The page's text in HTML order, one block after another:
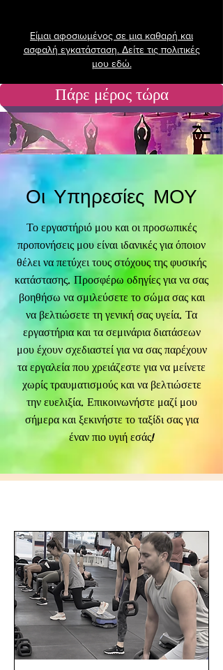
Πάρε μέρος τώρα
Είμαι αφοσιωμένος σε μια καθαρή και
ασφαλή εγκατάσταση. Δείτε τις πολιτικές
μου εδώ.
Οι Υπηρεσίες ΜΟΥ
Το εργαστήριό μου και οι προσωπικές
προπονήσεις μου είναι ιδανικές για όποιον
θέλει να πετύχει τους στόχους της φυσικής
κατάστασης. Προσφέρω οδηγίες για να σας
βοηθήσω να σμιλεύσετε το σώμα σας και
να βελτιώσετε τη γενική σας υγεία. Τα
εργαστήρια και τα σεμινάρια διατάσεων
μου έχουν σχεδιαστεί για να σας παρέχουν
τα εργαλεία που χρειάζεστε για να μείνετε
χωρίς τραυματισμούς και να βελτιώσετε
την ευελιξία. Επικοινωνήστε μαζί μου
σήμερα και ξεκινήστε το ταξίδι σας για
έναν πιο υγιή εσάς!